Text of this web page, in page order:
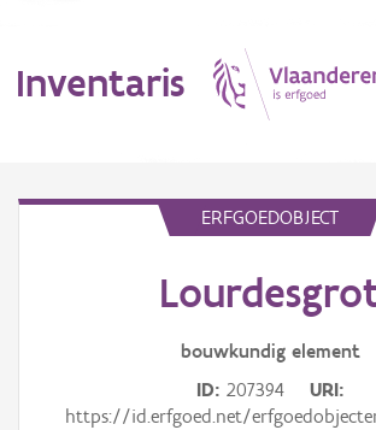
Inventaris
ERFGOEDOBJECT
bouwkundig element
ID 207394
URI
https://id.erfgoed.net/